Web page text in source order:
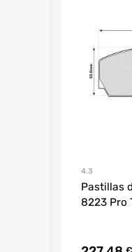
4.3
Pastillas
8223 Pro